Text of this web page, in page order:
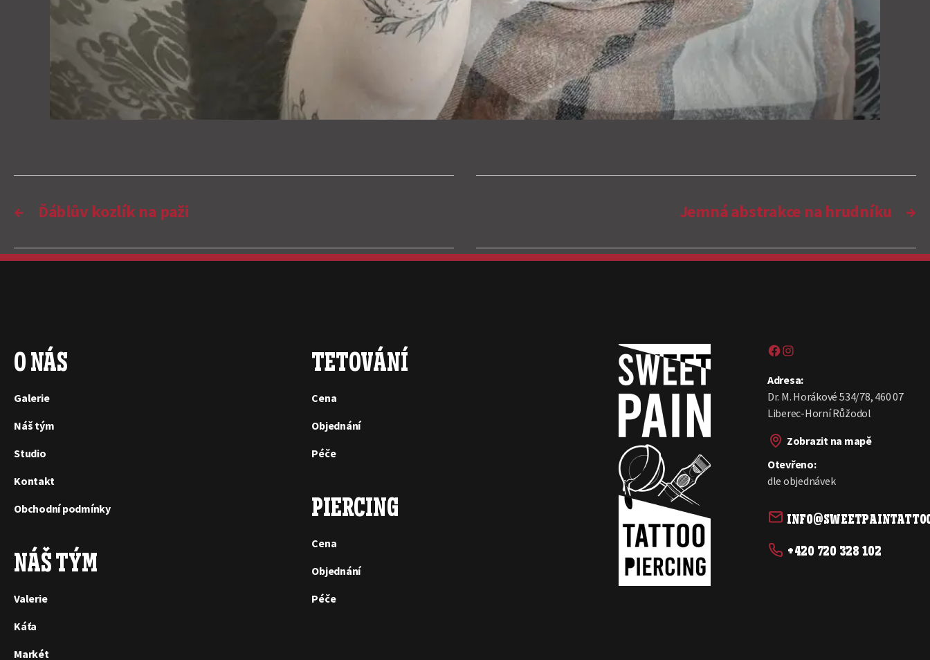
← Ďáblův kozlík na paži →
Jemná abstrakce na hrudníku
O NÁS
Galerie
Náš tým
Studio
Kontakt
Obchodní podmínky
NÁŠ TÝM
Valerie
Káťa
Markét
TETOVÁNÍ
Cena
Objednání
Péče
PIERCING
Cena
Objednání
Péče
Sweet pain tattoo na Facebooku
Sweetpain tattoo na Instagramu
Adresa:
Dr. M. Horákové 534/78, 460 07
Liberec-Horní Růžodol
Zobrazit na mapě
Otevřeno:
dle objednávek
+420 720 328 102